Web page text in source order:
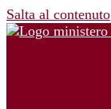
Salta al contenuto